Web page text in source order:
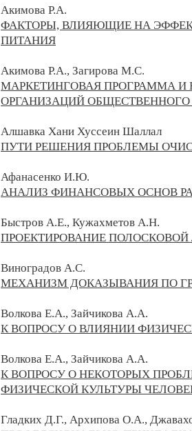
Акимова Р.А.
ФАКТОРЫ, ВЛИЯЮЩИЕ НА
ПИТАНИЯ
Акимова Р.А., Загирова М.С.
МАРКЕТИНГОВАЯ ПРОГРАММА И
ОРГАНИЗАЦИЙ
Алшавка Хани Хуссеин Шаллал
ПУТИ РЕШЕНИЯ ПРОБЛЕМЫ
Афанасенко И.Ю.
АНАЛИЗ ФИНАНСОВЫХ ОСНОВ
Быстров А.Е., Кужахметов А.Н.
ПРОЕКТИРОВАНИЕ ПОЛОСКОВОЙ
Виноградов А.С.
МЕХАНИЗМ ДОКАЗЫВАНИЯ ПО
Волкова Е.А., Зайчикова А.А.
К ВОПРОСУ О ВЛИЯНИИ
Волкова Е.А., Зайчикова А.А.
К ВОПРОСУ О НЕКОТОРЫХ
ФИЗИЧЕСКОЙ КУЛЬТУРЫ
Гладких Д.Г., Архипова О.А.,